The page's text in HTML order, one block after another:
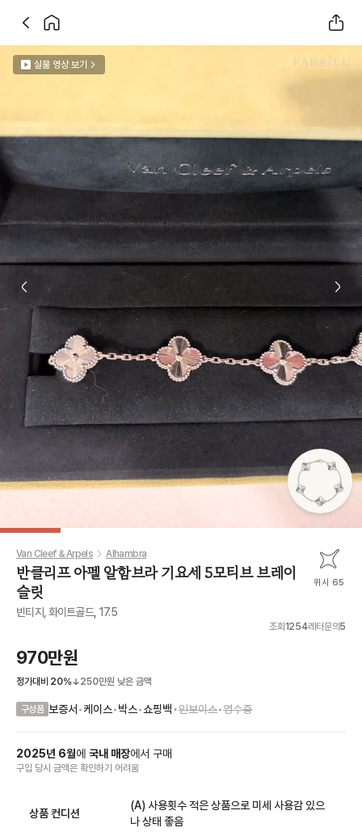
실물 영상 보기
Previous slide
Van Cleef & Arpels Alhambra
반클리프 아펠 알함브라 기요세 5모티브 브레이
슬릿
위시 65
빈티지, 화이트골드, 17.5
조회 1254레터문의5
970만원
정가대비 20% 250만원 낮은 금액
구성품 보증서 •케이스•박스•쇼핑백•인보이스•영수증
2025년 6월에 국내 매장에서 구매
구입 당시 금액은 확인하기 어려움
상품 컨디션
(A) 사용횟수 적은 상품으로 미세 사용감 있으
나 상태 좋음